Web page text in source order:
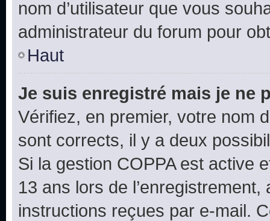
nom d’utilisateur que vous
administrateur du forum pour
Haut
Je suis enregistré mais je ne
Vérifiez, en premier, votre nom
sont corrects, il y a deux
Si la gestion COPPA est active
13 ans lors de
instructions reçues par e-mail.